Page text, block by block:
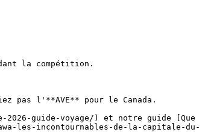
la compétition.
pas l'**AVE** pour le Canada.
guide-voyage/) et notre guide [Que
les-incontournables-de-la-capitale-du-